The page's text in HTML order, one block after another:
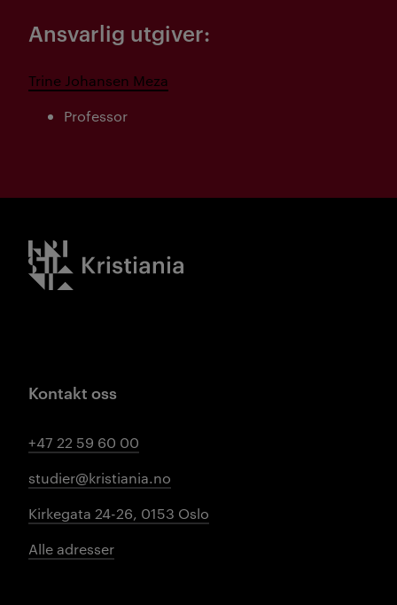
Ansvarlig utgiver:
Trine Johansen Meza
Professor
Kristiania logo
Kontakt oss
+47 22 59 60 00
studier@kristiania.no
Kirkegata 24-26, 0153 Oslo
Alle adresser